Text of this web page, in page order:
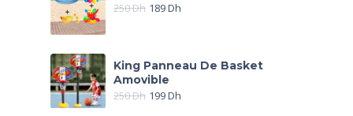
250Dh 189Dh
King Panneau De Basket
Amovible
250Dh 199Dh